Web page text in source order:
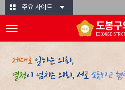
본문바로가기주요 사이트
도봉구
DOBONG